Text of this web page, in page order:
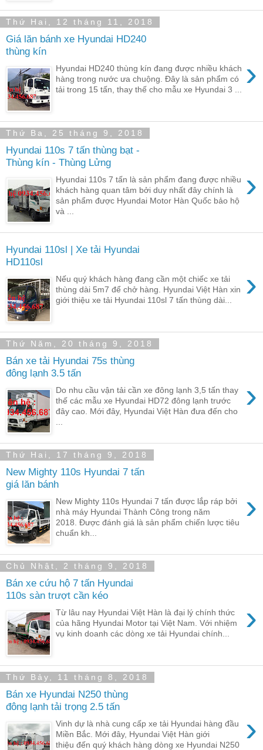
Thứ Hai, 12 tháng 11, 2018
Giá lăn bánh xe Hyundai HD240
thùng kín
›
Hyundai HD240 thùng kín đang được nhiều khách
hàng trong nước ưa chuộng. Đây là sản phẩm có
tải trong 15 tấn, thay thế cho mẫu xe Hyundai 3 ...
Thứ Ba, 25 tháng 9, 2018
Hyundai 110s 7 tấn thùng bạt -
Thùng kín - Thùng Lửng
›
Hyundai 110s 7 tấn là sản phẩm đang được nhiều
khách hàng quan tâm bởi duy nhất đây chính là
sản phẩm được Hyundai Motor Hàn Quốc bảo hộ
và ...
Hyundai 110sl | Xe tải Hyundai
HD110sl
›
Nếu quý khách hàng đang cần một chiếc xe tải
thùng dài 5m7 để chở hàng. Hyundai Việt Hàn xin
giới thiệu xe tải Hyundai 110sl 7 tấn thùng dài...
Thứ Năm, 20 tháng 9, 2018
Bán xe tải Hyundai 75s thùng
đông lạnh 3.5 tấn
›
Do nhu cầu vận tải cần xe đông lạnh 3,5 tấn thay
thế các mẫu xe Hyundai HD72 đông lạnh trước
đây cao. Mới đây, Hyundai Việt Hàn đưa đến cho
Thứ Hai, 17 tháng 9, 2018
New Mighty 110s Hyundai 7 tấn
giá lăn bánh
›
New Mighty 110s Hyundai 7 tấn được lắp ráp bởi
nhà máy Hyundai Thành Công trong năm
2018. Được đánh giá là sản phẩm chiến lược tiêu
chuẩn kh...
Chủ Nhật, 2 tháng 9, 2018
Bán xe cứu hộ 7 tấn Hyundai
110s sàn trượt cần kéo
›
Từ lâu nay Hyundai Việt Hàn là đại lý chính thức
của hãng Hyundai Motor tại Việt Nam. Với nhiệm
vụ kinh doanh các dòng xe tải Hyundai chính...
Thứ Bảy, 11 tháng 8, 2018
Bán xe Hyundai N250 thùng
đông lạnh tải trọng 2.5 tấn
›
Vinh dự là nhà cung cấp xe tải Hyundai hàng đầu
Miền Bắc. Mới đây, Hyundai Việt Hàn giới
thiệu đến quý khách hàng dòng xe Hyundai N250